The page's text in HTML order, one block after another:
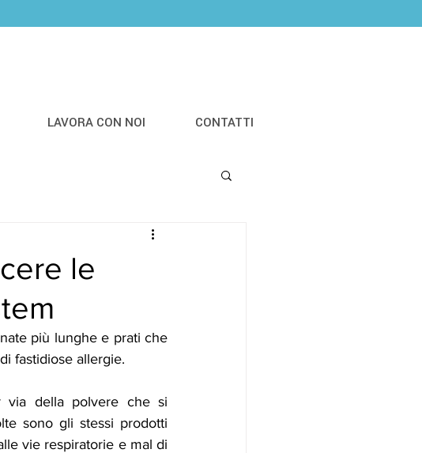
LAVORA CON NOI CONTATTI
le
più lunghe e prati che
fastidiose allergie.
via della polvere che si
sono gli stessi prodotti
vie respiratorie e mal di